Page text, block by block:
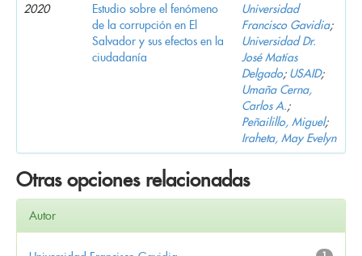
2020
Estudio sobre el fenómeno
de la corrupción en El
Salvador y sus efectos en la
ciudadanía
Universidad
Francisco Gavidia;
Universidad Dr.
José Matías
Delgado; USAID;
Umaña Cerna,
Carlos A.;
Peñailillo, Miguel;
Iraheta, May Evelyn
Otras opciones relacionadas
Autor